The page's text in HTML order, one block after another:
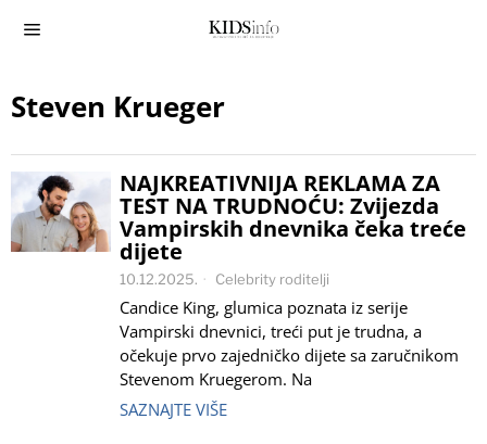
Steven Krueger
NAJKREATIVNIJA REKLAMA ZA
TEST NA TRUDNOĆU: Zvijezda
Vampirskih dnevnika čeka treće
dijete
10.12.2025. Celebrity roditelji
Candice King, glumica poznata iz serije
Vampirski dnevnici, treći put je trudna, a
očekuje prvo zajedničko dijete sa zaručnikom
Stevenom Kruegerom. Na
SAZNAJTE VIŠE